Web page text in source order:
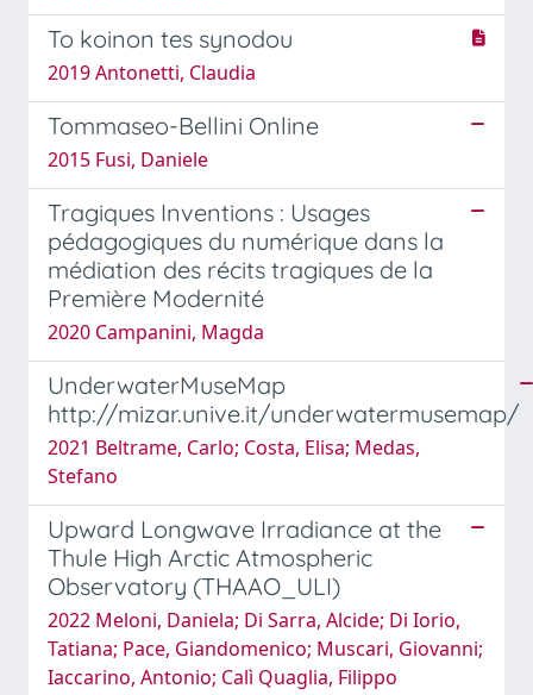
To koinon tes synodou
2019 Antonetti, Claudia
Tommaseo-Bellini Online
2015 Fusi, Daniele
Tragiques Inventions : Usages
pédagogiques du numérique dans la
médiation des récits tragiques de la
Première Modernité
2020 Campanini, Magda
UnderwaterMuseMap
http://mizar.unive.it/underwatermusemap/
2021 Beltrame, Carlo; Costa, Elisa; Medas,
Stefano
Upward Longwave Irradiance at the
Thule High Arctic Atmospheric
Observatory (THAAO_ULI)
2022 Meloni, Daniela; Di Sarra, Alcide; Di Iorio,
Tatiana; Pace, Giandomenico; Muscari, Giovanni;
Iaccarino, Antonio; Calì Quaglia, Filippo